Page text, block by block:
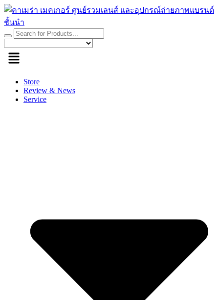
Skip
to
content
Store
Review & News
Service